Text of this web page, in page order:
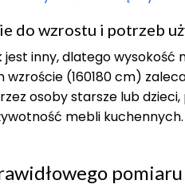
do wzrostu i potrzeb
jest inny, dlatego
(160180 cm)
osoby starsze lub
mebli